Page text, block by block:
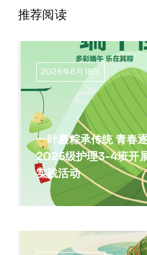
推荐阅读
2026年6月18日
一叶裹粽承传统 青春
2025级护理3-4班开
实践活动